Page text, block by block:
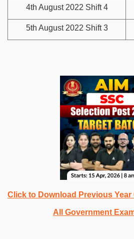
4th August 2022 Shift 4
5th August 2022 Shift 3
Click to Download Previous
All Government